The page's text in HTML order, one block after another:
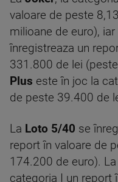
valoare de peste
milioane de euro),
înregistreaza un
331.800 de lei
Plus este în joc la
de peste 39.400 de
La Loto 5/40 se
report în valoare de
174.200 de euro). La
categoria I un report